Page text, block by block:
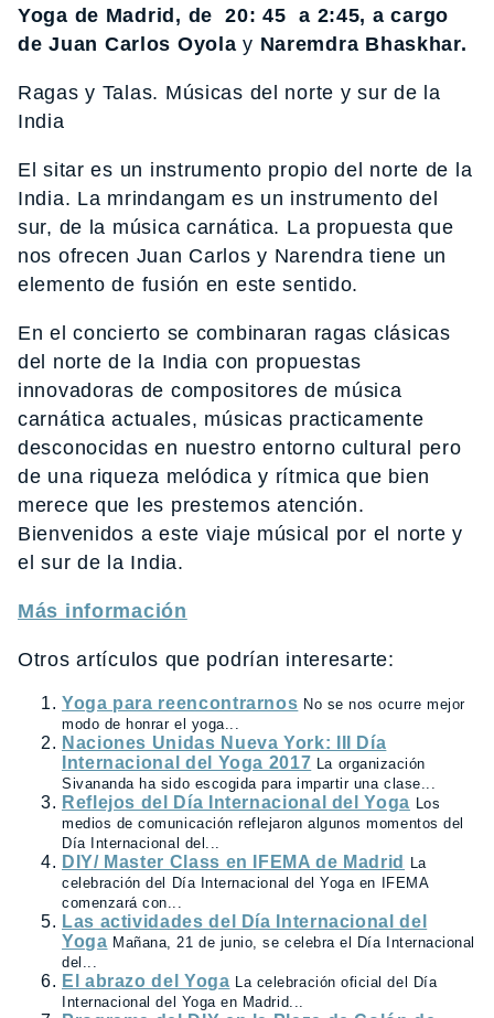
Yoga de Madrid, de 20: 45 a 2:45, a cargo
de Juan Carlos Oyola y Naremdra Bhaskhar.
Ragas y Talas. Músicas del norte y sur de la
India
El sitar es un instrumento propio del norte de la
India. La mrindangam es un instrumento del
sur, de la música carnática. La propuesta que
nos ofrecen Juan Carlos y Narendra tiene un
elemento de fusión en este sentido.
En el concierto se combinaran ragas clásicas
del norte de la India con propuestas
innovadoras de compositores de música
carnática actuales, músicas practicamente
desconocidas en nuestro entorno cultural pero
de una riqueza melódica y rítmica que bien
merece que les prestemos atención.
Bienvenidos a este viaje músical por el norte y
el sur de la India.
Más información
Otros artículos que podrían interesarte:
Yoga para reencontrarnos No se nos ocurre mejor
modo de honrar el yoga...
Naciones Unidas Nueva York: III Día
Internacional del Yoga 2017 La organización
Sivananda ha sido escogida para impartir una clase...
Reflejos del Día Internacional del Yoga Los
medios de comunicación reflejaron algunos momentos del
Día Internacional del...
DIY/ Master Class en IFEMA de Madrid
La
celebración del Día Internacional del Yoga en IFEMA
comenzará con...
Las actividades del Día Internacional del
Yoga Mañana, 21 de junio, se celebra el Día Internacional
del...
El abrazo del Yoga La celebración oficial del Día
Internacional del Yoga en Madrid...